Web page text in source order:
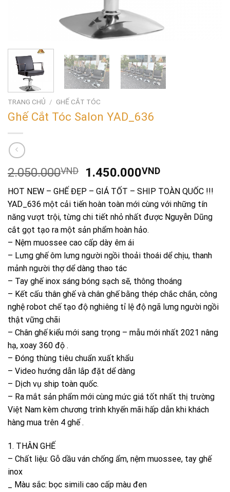
TRANG CHỦ / GHẾ CẮT TÓC
Ghế Cắt Tóc Salon YAD_636
2.050.000VND
Giá
gốc
là:
2.050.000VND.
1.450.000VNDGiá
hiện
tại
là:
HOT NEW – GHẾ ĐẸP – GIÁ TỐT – SHIP TOÀN QUỐC !!!
YAD_636 một cải tiến hoàn toàn mới cùng với những tín
năng vượt trội, từng chi tiết nhỏ nhất được Nguyễn Dũng
cắt gọt tạo ra một sản phẩm hoàn hảo.
– Nệm muossee cao cấp dày êm ái
– Lưng ghế ôm lưng người ngồi thoải thoái dể chịu, thanh
mảnh người thợ dể dàng thao tác
– Tay ghế inox sáng bóng sạch sẽ, thông thoáng
– Kết cấu thân ghế và chân ghế bằng thép chắc chắn, công
nghệ robot chế tạo độ nghiêng tỉ lệ độ ngã lưng người ngồi
thật vững chãi
– Chân ghế kiểu mới sang trọng – mẫu mới nhất 2021 nâng
hạ, xoay 360 độ .
– Đóng thùng tiêu chuẩn xuất khẩu
– Video hướng dẫn lắp đặt dể dàng
– Dịch vụ ship toàn quốc.
– Ra mắt sản phẩm mới cùng mức giá tốt nhất thị trường
Việt Nam kèm chương trình khyến mãi hấp dẫn khi khách
hàng mua trên 4 ghế .
1. THÂN GHẾ
– Chất liệu: Gỗ dầu ván chống ẩm, nệm muossee, tay ghế
inox
_ Màu sắc: bọc simili cao cấp màu đen